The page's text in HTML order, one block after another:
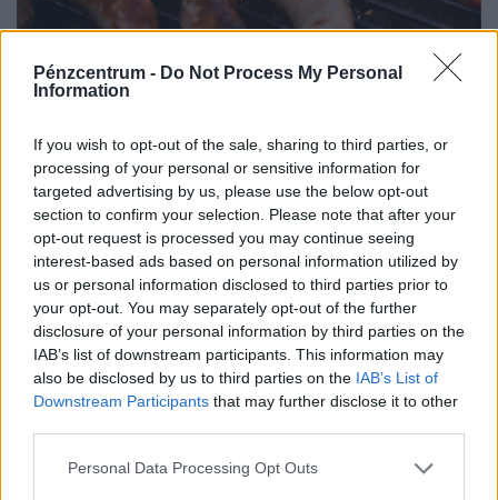
Pénzcentrum - Do Not Process My Personal
Information
If you wish to opt-out of the sale, sharing to third parties, or
processing of your personal or sensitive information for
targeted advertising by us, please use the below opt-out
section to confirm your selection. Please note that after your
opt-out request is processed you may continue seeing
interest-based ads based on personal information utilized by
us or personal information disclosed to third parties prior to
your opt-out. You may separately opt-out of the further
disclosure of your personal information by third parties on the
IAB’s list of downstream participants. This information may
also be disclosed by us to third parties on the IAB’s List of
Downstream Participants that may further disclose it to other
Personal Data Processing Opt Outs
Időzített bomba a kerti sütögetés?
magyar grillezés közben
A grillezés a nyári étkezések egyik legkedveltebb
formája, a meleg időjárás azonban a kórokozó, romlást
okozó baktériumok gyorsabb szaporodásának is kedvez.